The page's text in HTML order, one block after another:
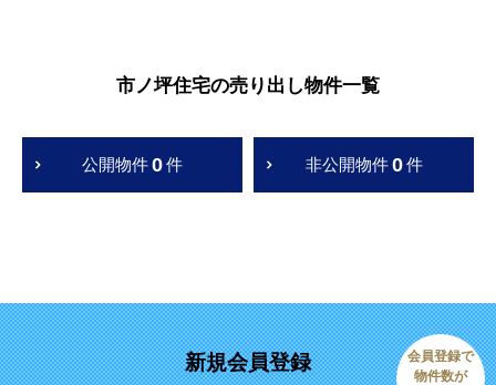
市ノ坪住宅の売り出し物件一覧
公開物件0件 非公開物件 0 件
新規会員登録
会員登録で
物件数が